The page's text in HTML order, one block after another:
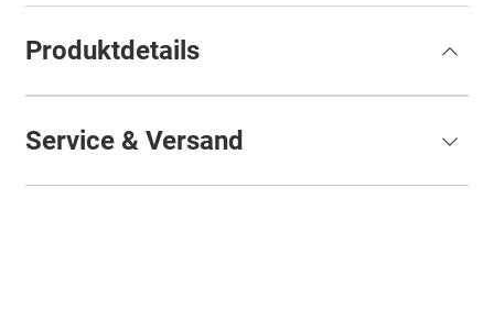
Produktdetails
Service & Versand